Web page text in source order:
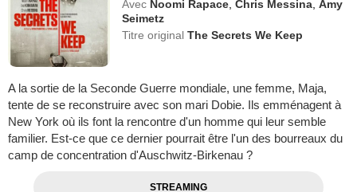
Avec Noomi Rapace ,Chris Messina ,Amy
Seimetz
Titre originalThe Secrets We Keep
A la sortie de la Seconde Guerre mondiale, une femme, Maja,
tente de se reconstruire avec son mari Dobie. Ils emménagent à
New York où ils font la rencontre d'un homme qui leur semble
familier. Est-ce que ce dernier pourrait être l'un des bourreaux du
camp de concentration d'Auschwitz-Birkenau ?
STREAMING